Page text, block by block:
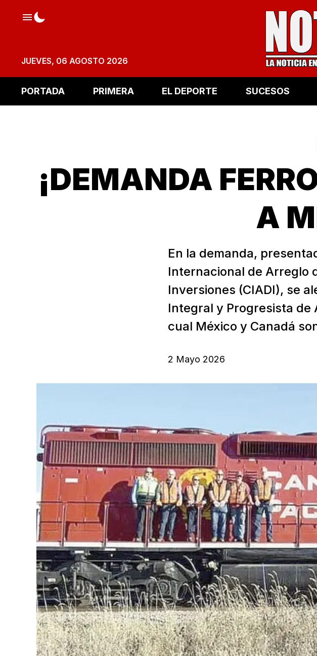
JUEVES, 06 AGOSTO 2026
PORTADA PRIMERA EL DEPORTE SUCESOS
¡DEMANDA
A
En la demanda,
Internacional de Arreglo
Inversiones (CIADI), se
Integral y Progresista de
cual México y Canadá
2 Mayo 2026